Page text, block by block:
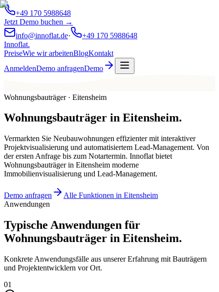
+49 170 5988648
Jetzt Demo buchen →
info@innoflat.de·
+49 170 5988648
Innoflat.
PreiseWie wir arbeitenBlogKontakt
AnmeldenDemo anfragenDemo
Wohnungsbauträger · Eitensheim
Wohnungsbauträger in Eitensheim.
Vermarkten Sie Neubauwohnungen effizienter mit interaktiver
Projektvisualisierung und automatisiertem Lead-Management. Von
der ersten Anfrage bis zum Notartermin. Innoflat bietet
Wohnungsbauträger in Eitensheim moderne
Immobilienvisualisierung und Lead-Management.
Demo anfragen
Alle Funktionen in Eitensheim
Anwendungen
Typische Anwendungen für
Wohnungsbauträger in Eitensheim.
Konkrete Anwendungsfälle aus unserer Erfahrung mit Bauträgern
und Projektentwicklern vor Ort.
01